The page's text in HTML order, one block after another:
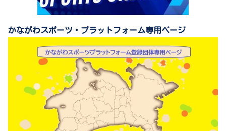
かながわスポーツ・プラットフォーム専用ページ